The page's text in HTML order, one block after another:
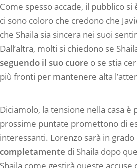
Come spesso accade, il pubblico si
ci sono coloro che credono che
che Shaila sia sincera nei suoi
Dall’altra, molti si chiedono se
seguendo il suo cuore o se stia
più fronti per mantenere alta
Diciamolo, la tensione nella casa è
prossime puntate promettono di
interessanti. Lorenzo sarà in grado
completamente di Shaila dopo
Shaila come gestirà queste accuse